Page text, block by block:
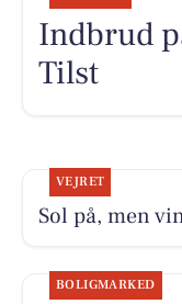
Indbrud
Tilst
VEJRET
Sol på, men
BOLIGMARKED